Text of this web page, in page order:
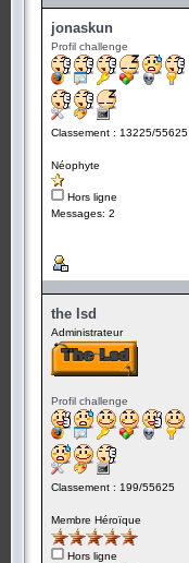
jonaskun
Profil challenge
Classement : 13225/55625
Néophyte
Hors ligne
Messages: 2
the lsd
Administrateur
Profil challenge
Classement : 199/55625
Membre Héroïque
Hors ligne